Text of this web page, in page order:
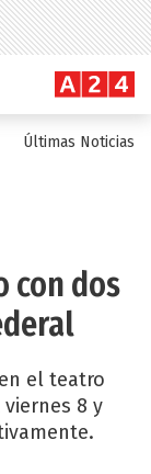
Últimas Noticias
con dos
el teatro
8 y